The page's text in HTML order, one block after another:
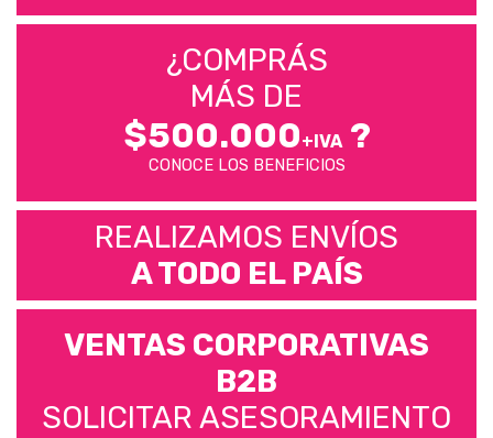
¿COMPRÁS
MÁS DE
$500.000+IVA?
CONOCE LOS BENEFICIOS
REALIZAMOS ENVÍOS
A TODO EL PAÍS
VENTAS CORPORATIVAS
B2B
SOLICITAR ASESORAMIENTO